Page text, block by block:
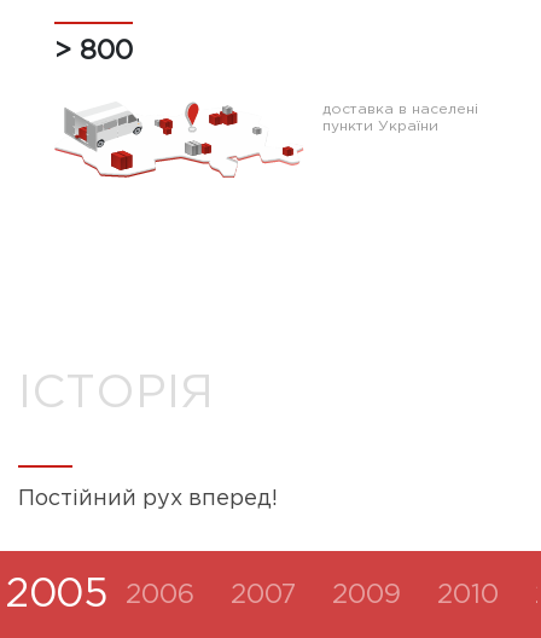
> 800
доставка в населені
пункти України
ІСТОРІЯ
Постійний рух вперед!
2005 2006 2007 2009 2010